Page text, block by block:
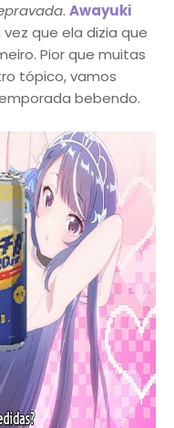
. Awayuki
que ela dizia que
Pior que muitas
tópico, vamos
bebendo.